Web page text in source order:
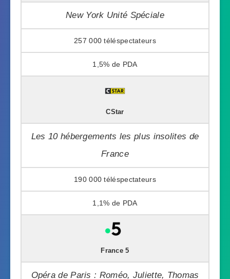
New York Unité Spéciale
257 000
1,5%
CStar
Les 10 hébergements les plus insolites de
France
190 000
1,1%
France 5
Opéra de Paris : Roméo, Juliette, Thomas